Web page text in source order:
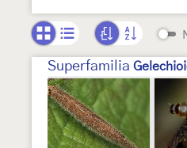
Superfamilia